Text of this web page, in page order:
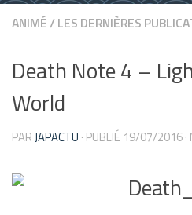
ANIMÉ/LES DERNIÈRES
Death Note 4 –
World
PARJAPACTU · PUBLIÉ 19/07/2016